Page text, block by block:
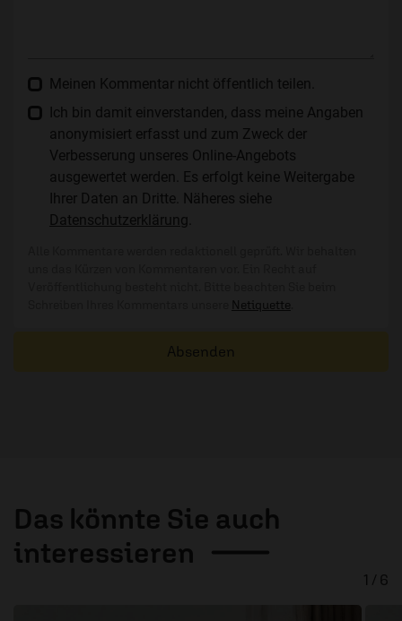
Meinen Kommentar nicht öffentlich teilen.
Ich bin damit einverstanden, dass meine Angaben
anonymisiert erfasst und zum Zweck der
Verbesserung unseres Online-Angebots
ausgewertet werden. Es erfolgt keine Weitergabe
Ihrer Daten an Dritte. Näheres siehe
Datenschutzerklärung
Netiquette
Absenden
Das könnte Sie auch
interessieren
1 / 6